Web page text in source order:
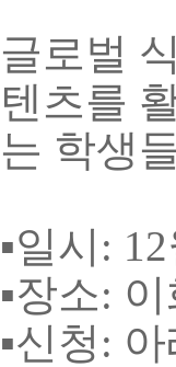
글로벌
텐츠를
는 학생
▪일시 : 12
▪장소:
▪신청: